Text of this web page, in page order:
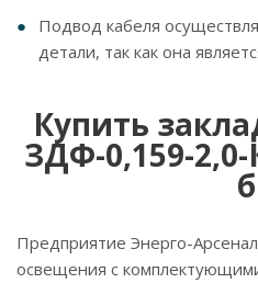
Подвод кабеля
детали, так как она
Купить
ЗДФ-0,159-2,0-
б
Предприятие Энерго-
освещения с